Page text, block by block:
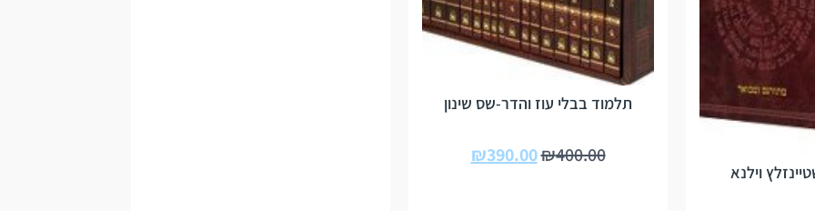
וילנא
תלמוד בבלי עוז והדר-שס שינון
₪400.00
₪390.00